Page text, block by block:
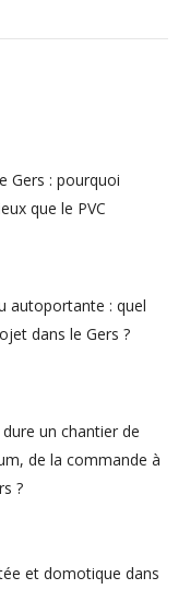
Gers : pourquoi
que le PVC
autoportante : quel
dans le Gers ?
un chantier de
de la commande à
?
et domotique dans